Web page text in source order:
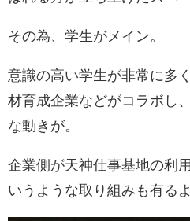
その為、学生がメイン。
意識の高い学生が非常に多
材育成企業などがコラボし
な動きが。
企業側が天神仕事基地の利
いうような取り組みも有る